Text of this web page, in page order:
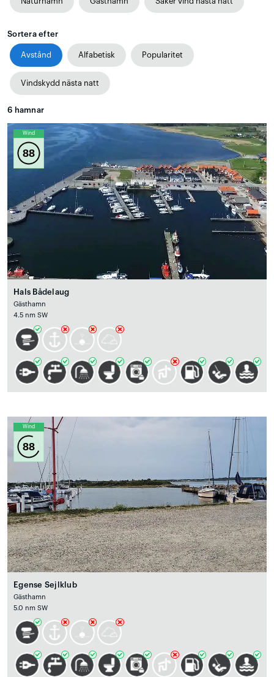
Sortera efter
Avstånd Alfabetisk Popularitet
Vindskydd nästa natt
6 hamnar
Wind
88
Hals Bådelaug
Gästhamn
4.5 nm SW
Wind
88
Egense Sejlklub
Gästhamn
5.0 nm SW